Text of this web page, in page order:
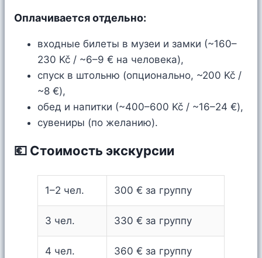
Оплачивается отдельно:
входные билеты в музеи и замки (~160–
230 Kč / ~6–9 € на человека),
спуск в штольню (опционально, ~200 Kč /
~8 €),
обед и напитки (~400–600 Kč / ~16–24 €),
сувениры (по желанию).
💶 Стоимость экскурсии
1–2 чел. 300 € за группу
3 чел. 330 € за группу
4 чел. 360 € за группу